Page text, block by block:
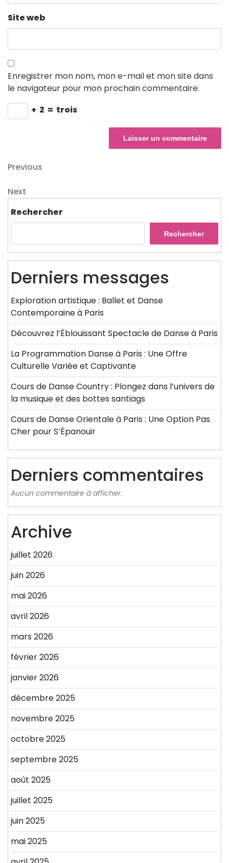
Site web
Enregistrer mon nom, mon e-mail et mon site dans
le navigateur pour mon prochain commentaire.
+ 2 = trois
Navigation
de
l’article
Previous
Previous
Next
Next
Rechercher
Rechercher
Derniers messages
Exploration artistique : Ballet et Danse
Contemporaine à Paris
Découvrez l’Éblouissant Spectacle de Danse à Paris
La Programmation Danse à Paris : Une Offre
Culturelle Variée et Captivante
Cours de Danse Country : Plongez dans l’univers de
la musique et des bottes santiags
Cours de Danse Orientale à Paris : Une Option Pas
Cher pour S’Épanouir
Derniers commentaires
Aucun commentaire à afficher.
Archive
juillet 2026
juin 2026
mai 2026
avril 2026
mars 2026
février 2026
janvier 2026
décembre 2025
novembre 2025
octobre 2025
septembre 2025
août 2025
juillet 2025
juin 2025
mai 2025